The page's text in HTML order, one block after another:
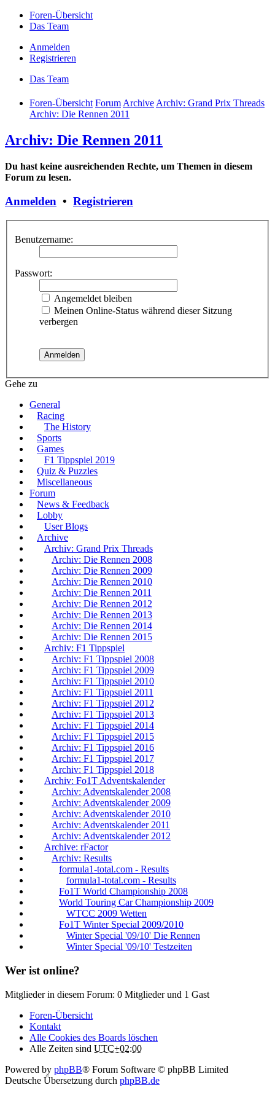
Foren-Übersicht
Das Team
Anmelden
Registrieren
Das Team
Foren-Übersicht ForumArchiveArchiv: Grand Prix Threads
Archiv: Die Rennen 2011
Archiv: Die Rennen 2011
Du hast keine ausreichenden Rechte, um Themen in diesem
Forum zu lesen.
Anmelden • Registrieren
Benutzername:
Passwort:
Angemeldet bleiben
Meinen Online-Status während dieser Sitzung
verbergen
Gehe zu
General
Racing
The History
Sports
Games
F1 Tippspiel 2019
Quiz & Puzzles
Miscellaneous
Forum
News & Feedback
Lobby
User Blogs
Archive
Archiv: Grand Prix Threads
Archiv: Die Rennen 2008
Archiv: Die Rennen 2009
Archiv: Die Rennen 2010
Archiv: Die Rennen 2011
Archiv: Die Rennen 2012
Archiv: Die Rennen 2013
Archiv: Die Rennen 2014
Archiv: Die Rennen 2015
Archiv: F1 Tippspiel
Archiv: F1 Tippspiel 2008
Archiv: F1 Tippspiel 2009
Archiv: F1 Tippspiel 2010
Archiv: F1 Tippspiel 2011
Archiv: F1 Tippspiel 2012
Archiv: F1 Tippspiel 2013
Archiv: F1 Tippspiel 2014
Archiv: F1 Tippspiel 2015
Archiv: F1 Tippspiel 2016
Archiv: F1 Tippspiel 2017
Archiv: F1 Tippspiel 2018
Archiv: Fo1T Adventskalender
Archiv: Adventskalender 2008
Archiv: Adventskalender 2009
Archiv: Adventskalender 2010
Archiv: Adventskalender 2011
Archiv: Adventskalender 2012
Archive: rFactor
Archiv: Results
formula1-total.com - Results
formula1-total.com - Results
Fo1T World Championship 2008
World Touring Car Championship 2009
WTCC 2009 Wetten
Fo1T Winter Special 2009/2010
Winter Special '09/10' Die Rennen
Winter Special '09/10' Testzeiten
Wer ist online?
Mitglieder in diesem Forum: 0 Mitglieder und 1 Gast
Foren-Übersicht
Kontakt
Alle Cookies des Boards löschen
Alle Zeiten sind UTC+02:00
Powered by phpBB® Forum Software © phpBB Limited
Deutsche Übersetzung durch phpBB.de